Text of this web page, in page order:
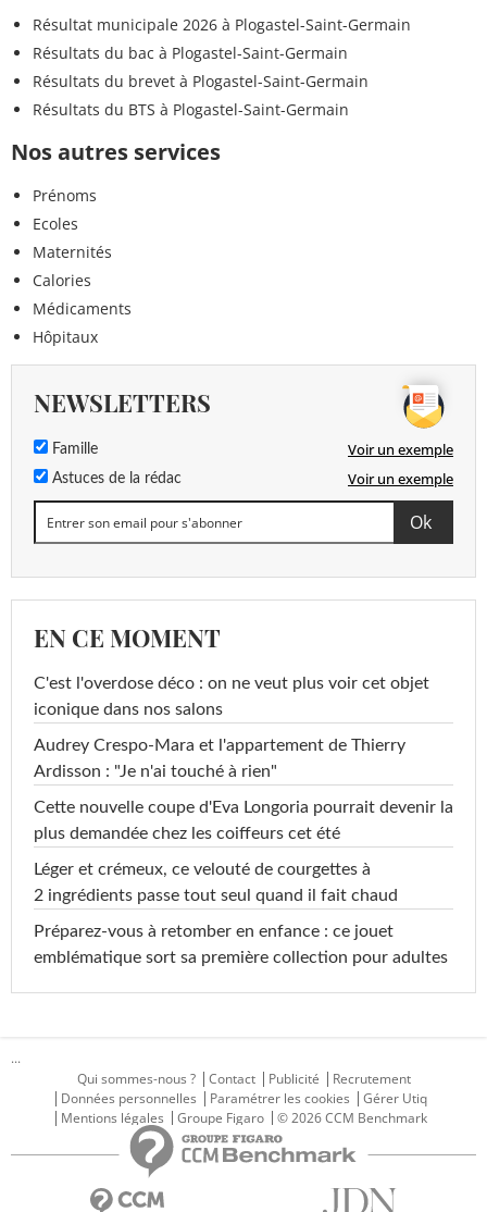
Résultat municipale 2026 à Plogastel-Saint-Germain
Résultats du bac à Plogastel-Saint-Germain
Résultats du brevet à Plogastel-Saint-Germain
Résultats du BTS à Plogastel-Saint-Germain
Nos autres services
Prénoms
Ecoles
Maternités
Calories
Médicaments
Hôpitaux
NEWSLETTERS
Famille Voir un exemple
Astuces de la rédac Voir un exemple
EN CE MOMENT
C'est l'overdose déco : on ne veut plus voir cet objet
iconique dans nos salons
Audrey Crespo-Mara et l'appartement de Thierry
Ardisson : "Je n'ai touché à rien"
Cette nouvelle coupe d'Eva Longoria pourrait devenir la
plus demandée chez les coiffeurs cet été
Léger et crémeux, ce velouté de courgettes à
2 ingrédients passe tout seul quand il fait chaud
Préparez-vous à retomber en enfance : ce jouet
emblématique sort sa première collection pour adultes
...
Qui sommes-nous ?
Contact Publicité
Recrutement
Données personnelles
Paramétrer les cookies
Gérer Utiq
Mentions légales
Groupe Figaro © 2026 CCM Benchmark